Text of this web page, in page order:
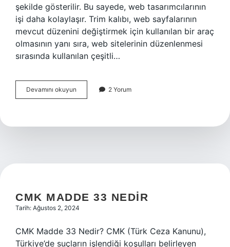
şekilde gösterilir. Bu sayede, web tasarımcılarının
işi daha kolaylaşır. Trim kalıbı, web sayfalarının
mevcut düzenini değiştirmek için kullanılan bir araç
olmasının yanı sıra, web sitelerinin düzenlenmesi
sırasında kullanılan çeşitli…
Devamını okuyun
kalıp
2 Yorum
CMK MADDE 33 NEDIR
Tarih: Ağustos 2, 2024
CMK Madde 33 Nedir? CMK (Türk Ceza Kanunu),
Türkiye’de suçların işlendiği koşulları belirleyen